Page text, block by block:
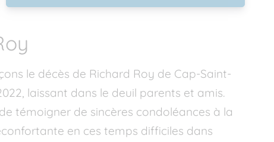
le décès de Richard Roy de Cap-Saint-
laissant dans le deuil parents et amis.
témoigner de sincères condoléances à la
en ces temps difficiles dans